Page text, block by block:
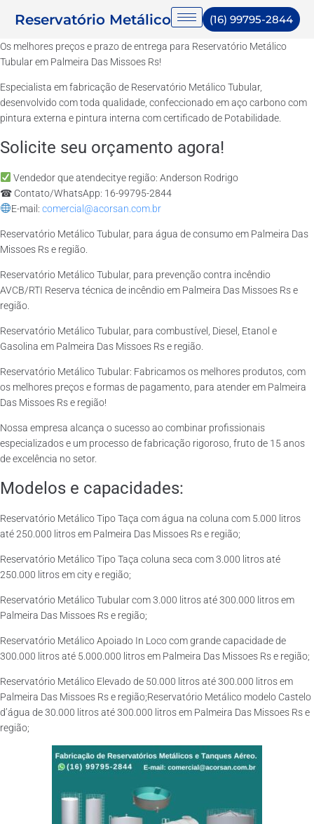
Reservatório Metálico (16) 99795-2844
Os melhores preços e prazo de entrega para Reservatório Metálico
Tubular em Palmeira Das Missoes Rs!
Especialista em fabricação de Reservatório Metálico Tubular,
desenvolvido com toda qualidade, confeccionado em aço carbono com
pintura externa e pintura interna com certificado de Potabilidade.
Solicite seu orçamento agora!
Vendedor que atendecitye região: Anderson Rodrigo
☎ Contato/WhatsApp: 16-99795-2844
E-mail: comercial@acorsan.com.br
Reservatório Metálico Tubular, para água de consumo em Palmeira Das
Missoes Rs e região.
Reservatório Metálico Tubular, para prevenção contra incêndio
AVCB/RTI Reserva técnica de incêndio em Palmeira Das Missoes Rs e
região.
Reservatório Metálico Tubular, para combustível, Diesel, Etanol e
Gasolina em Palmeira Das Missoes Rs e região.
Reservatório Metálico Tubular: Fabricamos os melhores produtos, com
os melhores preços e formas de pagamento, para atender em Palmeira
Das Missoes Rs e região!
Nossa empresa alcança o sucesso ao combinar profissionais
especializados e um processo de fabricação rigoroso, fruto de 15 anos
de excelência no setor.
Modelos e capacidades:
Reservatório Metálico Tipo Taça com água na coluna com 5.000 litros
até 250.000 litros em Palmeira Das Missoes Rs e região;
Reservatório Metálico Tipo Taça coluna seca com 3.000 litros até
250.000 litros em city e região;
Reservatório Metálico Tubular com 3.000 litros até 300.000 litros em
Palmeira Das Missoes Rs e região;
Reservatório Metálico Apoiado In Loco com grande capacidade de
300.000 litros até 5.000.000 litros em Palmeira Das Missoes Rs e região;
Reservatório Metálico Elevado de 50.000 litros até 300.000 litros em
Palmeira Das Missoes Rs e região;Reservatório Metálico modelo Castelo
d’água de 30.000 litros até 300.000 litros em Palmeira Das Missoes Rs e
região;